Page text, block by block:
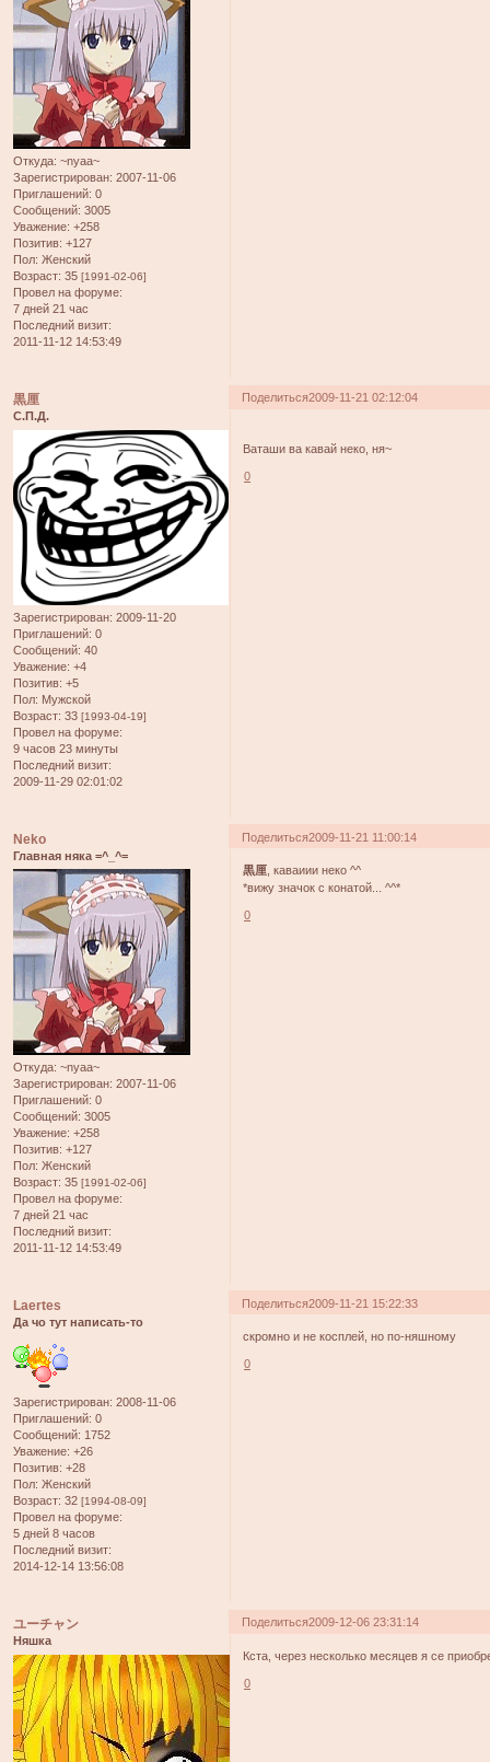
Откуда: ~nyaa~
Зарегистрирован: 2007-11-06
Приглашений: 0
Сообщений: 3005
Уважение: +258
Позитив: +127
Пол: Женский
Возраст: 35 [1991-02-06]
Провел на форуме:
7 дней 21 час
Последний визит:
2011-11-12 14:53:49
Поделиться2009-11-21 02:12:04
黒厘
С.П.Д.
Зарегистрирован: 2009-11-20
Приглашений: 0
Сообщений: 40
Уважение: +4
Позитив: +5
Пол: Мужской
Возраст: 33 [1993-04-19]
Провел на форуме:
9 часов 23 минуты
Последний визит:
2009-11-29 02:01:02
Ваташи ва кавай неко, ня~
0
Поделиться2009-11-21 11:00:14
Neko
Главная няка =^_^=
Откуда: ~nyaa~
Зарегистрирован: 2007-11-06
Приглашений: 0
Сообщений: 3005
Уважение: +258
Позитив: +127
Пол: Женский
Возраст: 35 [1991-02-06]
Провел на форуме:
7 дней 21 час
Последний визит:
2011-11-12 14:53:49
黒厘 , каваиии неко ^^
*вижу значок с конатой... ^^*
0
Поделиться2009-11-21 15:22:33
Laertes
Да чо тут написать-то
Зарегистрирован: 2008-11-06
Приглашений: 0
Сообщений: 1752
Уважение: +26
Позитив: +28
Пол: Женский
Возраст: 32 [1994-08-09]
Провел на форуме:
5 дней 8 часов
Последний визит:
2014-12-14 13:56:08
скромно и не косплей, но по-няшному
0
Поделиться2009-12-06 23:31:14
ユーチャン
Няшка
Кста, через несколько месяцев я се
0